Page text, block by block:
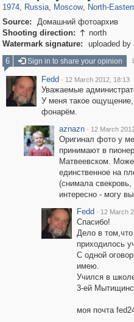
1974, Russia, Moscow, North-
Source:
Домашний фотоархив
Shooting direction:  north
Watermark signature:
uploaded by
6
Sign in to share your opinion
Fedd · 12 March 2012, 18:13
Уважаемые
У меня такое
фонарём.
aznazn · 12 March
Оригинал фото у
принимают в
Матвеевском.
единственное на
(снимала
интересно - могу
Fedd · 12 March
Спасибо!
Дело в
приходилось
С одной
имею.
Учился в
3-ей
моя почта